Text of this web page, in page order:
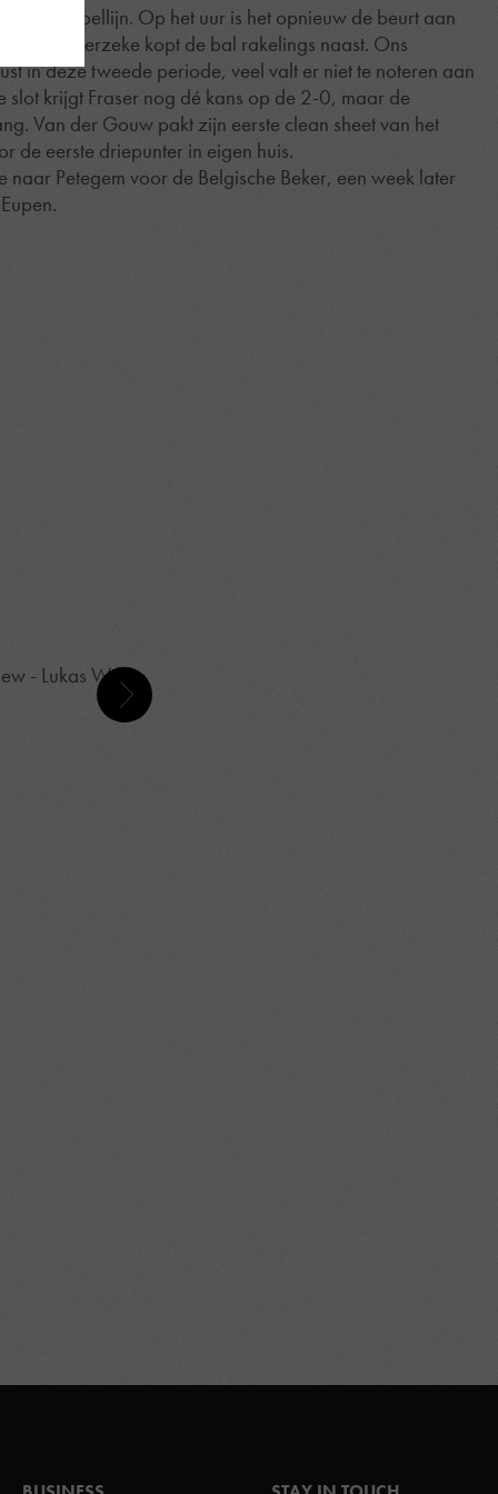
op de doellijn. Op het uur is het opnieuw de beurt aan
Van Moerzeke kopt de bal rakelings naast. Ons
in deze tweede periode, veel valt er niet te noteren aan
slot krijgt Fraser nog dé kans op de 2-0, maar de
Van der Gouw pakt zijn eerste clean sheet van het
de eerste driepunter in eigen huis.
naar Petegem voor de Belgische Beker, een week later